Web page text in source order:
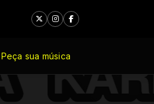
Peça sua música